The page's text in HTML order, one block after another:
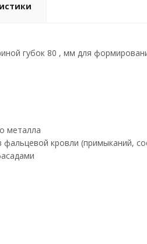
губок 80 , мм для
металла
кровли (примыканий,